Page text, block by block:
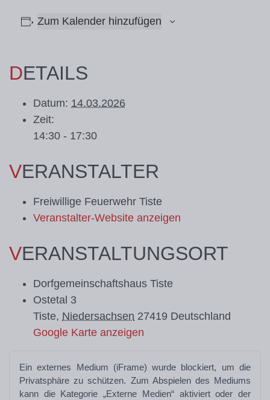
Zum Kalender hinzufügen
DETAILS
Datum: 14.03.2026
Zeit:
14:30 - 17:30
VERANSTALTER
Freiwillige Feuerwehr Tiste
Veranstalter-Website anzeigen
VERANSTALTUNGSORT
Dorfgemeinschaftshaus Tiste
Ostetal 3
Tiste, Niedersachsen 27419 Deutschland
Google Karte anzeigen
Ein externes Medium (iFrame) wurde blockiert, um die
Privatsphäre zu schützen. Zum Abspielen des Mediums
kann die Kategorie „Externe Medien“ aktiviert oder der